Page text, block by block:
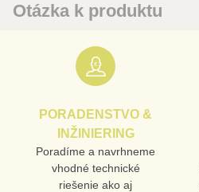
Otázka k produktu
PRODUKTPORADENSTVO &
INŽINIERING
Poradíme a navrhneme
vhodné technické
riešenie ako aj